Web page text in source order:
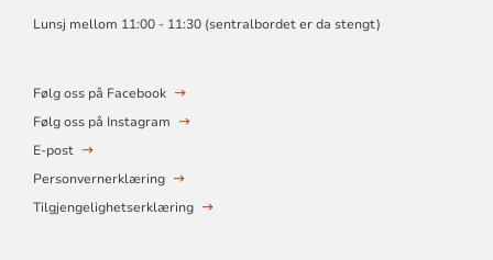
Lunsj mellom 11:00 - 11:30 (sentralbordet er da stengt)
Følg oss på Facebook
Følg oss på Instagram
E-post
Personvernerklæring
Tilgjengelighetserklæring